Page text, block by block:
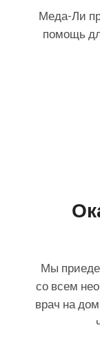
Меда-Ли
помощь
Мы
со всем
врач на